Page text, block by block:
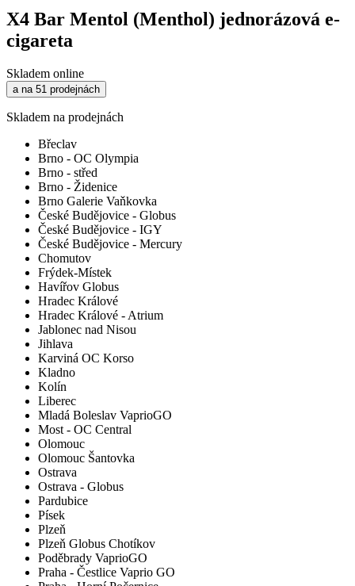
X4 Bar Mentol (Menthol) jednorázová e-
cigareta
Skladem online
a na 51 prodejnách
Skladem na prodejnách
Břeclav
Brno - OC Olympia
Brno - střed
Brno - Židenice
Brno Galerie Vaňkovka
České Budějovice - Globus
České Budějovice - IGY
České Budějovice - Mercury
Chomutov
Frýdek-Místek
Havířov Globus
Hradec Králové
Hradec Králové - Atrium
Jablonec nad Nisou
Jihlava
Karviná OC Korso
Kladno
Kolín
Liberec
Mladá Boleslav VaprioGO
Most - OC Central
Olomouc
Olomouc Šantovka
Ostrava
Ostrava - Globus
Pardubice
Písek
Plzeň
Plzeň Globus Chotíkov
Poděbrady VaprioGO
Praha - Čestlice Vaprio GO